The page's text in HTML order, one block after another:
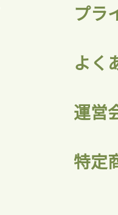
プラ
よく
運営
特定